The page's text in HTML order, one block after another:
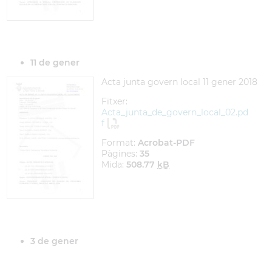
11 de gener
Acta junta govern local 11 gener 2018
Fitxer:
Acta_junta_de_govern_local_02.pd
f
Format: Acrobat-PDF
Pàgines: 35
Mida: 508.77 kB
3 de gener